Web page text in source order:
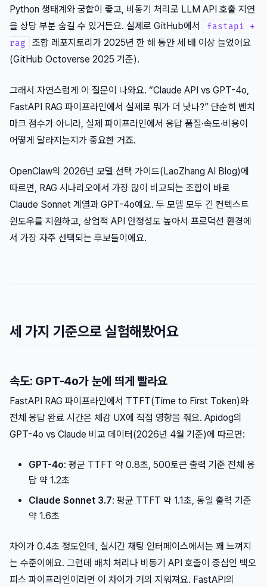
Python 생태계와 궁합이 좋고, 비동기 처리로 LLM API 호출 지연
을 상당 부분 숨길 수 있거든요. 실제로 GitHub에서
fastapi +
rag
조합 레포지토리가 2025년 한 해 동안 세 배 이상 늘었어요
(GitHub Octoverse 2025 기준).
그래서 자연스럽게 이 질문이 나와요. “Claude API vs GPT-4o,
FastAPI RAG 파이프라인에서 실제로 뭐가 더 낫나?” 단순히 벤치
마크 점수가 아니라, 실제 파이프라인에서 응답 품질·속도·비용이
어떻게 달라지는지가 중요한 거죠.
OpenClaw의 2026년 모델 선택 가이드(LaoZhang AI Blog)에
따르면, RAG 시나리오에서 가장 많이 비교되는 조합이 바로
Claude Sonnet 계열과 GPT-4o예요. 두 모델 모두 긴 컨텍스트
윈도우를 지원하고, 상업적 API 안정성도 높아서 프로덕션 환경에
서 가장 자주 선택되는 후보들이에요.
세 가지 기준으로 실험해봤어요
속도: GPT-4o가 눈에 띄게 빨라요
FastAPI RAG 파이프라인에서 TTFT(Time to First Token)와
전체 응답 완료 시간은 체감 UX에 직접 영향을 줘요. Apidog의
GPT-4o vs Claude 비교 데이터(2026년 4월 기준)에 따르면:
GPT-4o: 평균 TTFT 약 0.8초, 500토큰 출력 기준 전체 응
답 약 1.2초
Claude Sonnet 3.7: 평균 TTFT 약 1.1초, 동일 출력 기준
약 1.6초
차이가 0.4초 정도인데, 실시간 채팅 인터페이스에서는 꽤 느껴지
는 수준이에요. 그런데 배치 처리나 비동기 API 호출이 중심인 백오
피스 파이프라인이라면 이 차이가 거의 지워져요. FastAPI의